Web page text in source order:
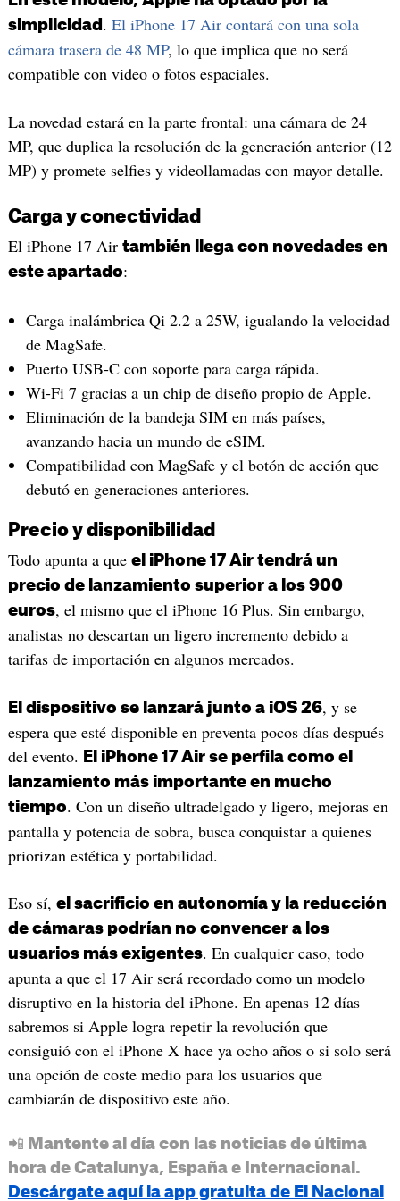
simplicidad . El iPhone 17 Air contará con una sola
cámara trasera de 48 MP, lo que implica que no será
compatible con video o fotos espaciales.
La novedad estará en la parte frontal: una cámara de 24
MP, que duplica la resolución de la generación anterior (12
MP) y promete selfies y videollamadas con mayor detalle.
Carga y conectividad
El iPhone 17 Air también llega con novedades en
este apartado:
Carga inalámbrica Qi 2.2 a 25W, igualando la velocidad
de MagSafe.
Puerto USB-C con soporte para carga rápida.
Wi-Fi 7 gracias a un chip de diseño propio de Apple.
Eliminación de la bandeja SIM en más países,
avanzando hacia un mundo de eSIM.
Compatibilidad con MagSafe y el botón de acción que
debutó en generaciones anteriores.
Precio y disponibilidad
Todo apunta a que el iPhone 17 Air tendrá un
precio de lanzamiento superior a los 900
euros, el mismo que el iPhone 16 Plus. Sin embargo,
analistas no descartan un ligero incremento debido a
tarifas de importación en algunos mercados.
El dispositivo se lanzará junto a iOS 26, y se
espera que esté disponible en preventa pocos días después
del evento.
El iPhone 17 Air se perfila como el
lanzamiento más importante en mucho
tiempo. Con un diseño ultradelgado y ligero, mejoras en
pantalla y potencia de sobra, busca conquistar a quienes
priorizan estética y portabilidad.
Eso sí, el sacrificio en autonomía y la reducción
de cámaras podrían no convencer a los
usuarios más exigentes. En cualquier caso, todo
apunta a que el 17 Air será recordado como un modelo
disruptivo en la historia del iPhone. En apenas 12 días
sabremos si Apple logra repetir la revolución que
consiguió con el iPhone X hace ya ocho años o si solo será
una opción de coste medio para los usuarios que
cambiarán de dispositivo este año.
📲 Mantente al día con las noticias de última
hora de Catalunya, España e Internacional.
Descárgate aquí la app gratuita de El Nacional